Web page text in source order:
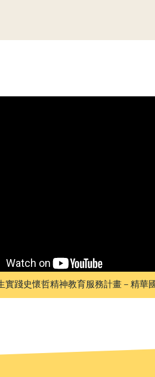
實踐史懷哲精神教育服務計畫－精華